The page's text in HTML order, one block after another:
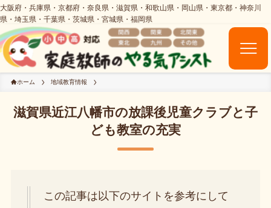
ホーム 地域教育情報
滋賀県近江八幡市の放課後児童クラブと子
ども教室の充実
この記事は以下のサイトを参考にして